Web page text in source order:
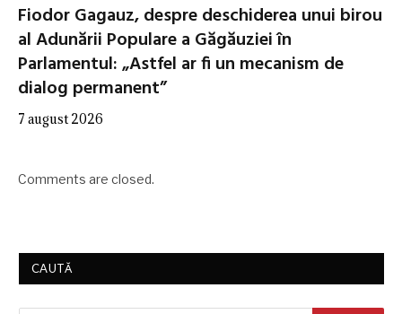
Fiodor Gagauz, despre deschiderea unui birou
al Adunării Populare a Găgăuziei în
Parlamentul: „Astfel ar fi un mecanism de
dialog permanent”
7 august 2026
Comments are closed.
CAUTĂ